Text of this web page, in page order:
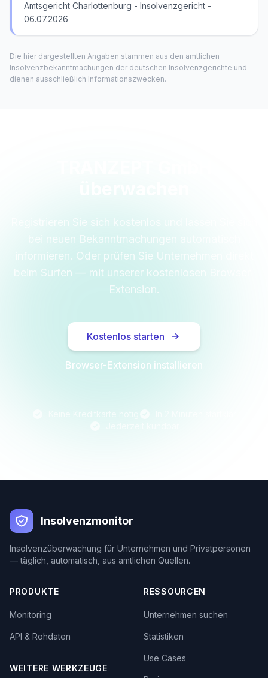
Amtsgericht Charlottenburg - Insolvenzgericht -
06.07.2026
Die hier dargestellten Angaben stammen aus den amtlichen
Insolvenzbekanntmachungen der deutschen Insolvenzgerichte und
dienen ausschließlich Informationszwecken.
Registrieren Sie sich kostenlos und lassen Sie sich
bei neuen Bekanntmachungen automatisch
informieren. Oder prüfen Sie Unternehmen direkt
beim Surfen — mit unserer kostenlosen Browser-
Extension.
Kostenlos starten
Browser-Extension installieren
Insolvenzmonitor
Insolvenzüberwachung für Unternehmen und Privatpersonen
— täglich, automatisch, aus amtlichen Quellen.
PRODUKTE
Monitoring
API & Rohdaten
WEITERE WERKZEUGE
RESSOURCEN
Unternehmen suchen
Statistiken
Use Cases